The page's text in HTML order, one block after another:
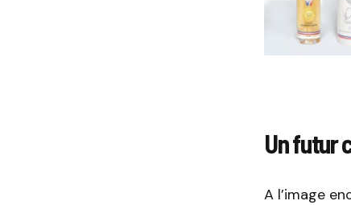
Un futur
A l’image